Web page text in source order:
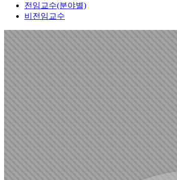
전임교수(분야별)
비전임교수